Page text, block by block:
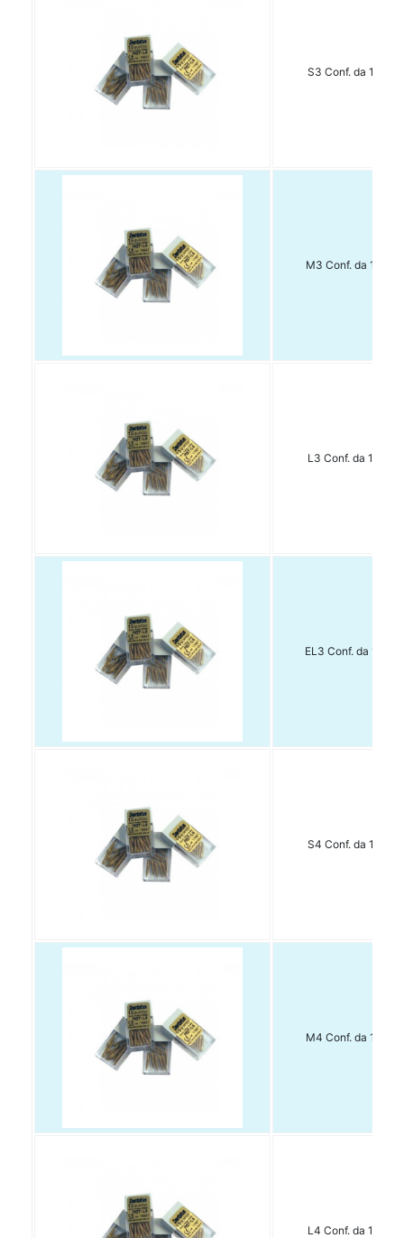
S3 Conf. da 15 pz.
M3 Conf. da 15 pz.
L3 Conf. da 15 pz.
EL3 Conf. da 15 pz.
S4 Conf. da 15 pz.
M4 Conf. da 15 pz.
L4 Conf. da 15 pz.